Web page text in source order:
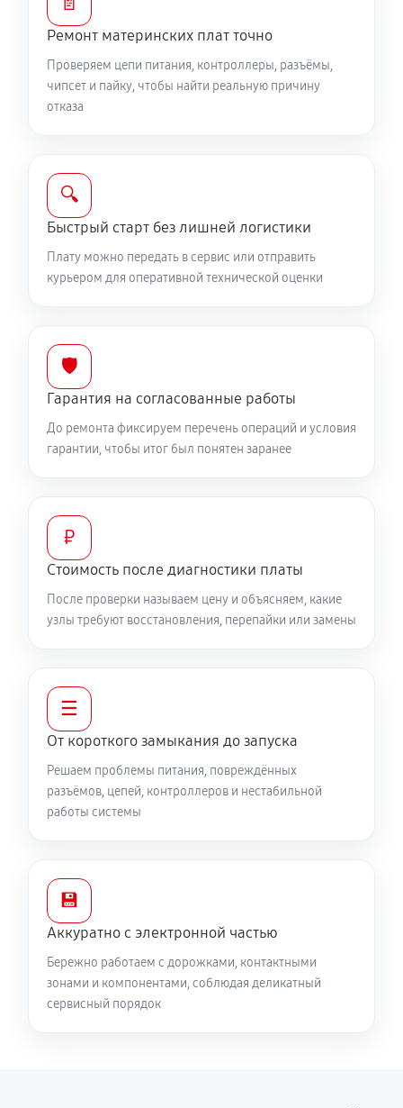
Ремонт материнских плат точно
Проверяем цепи питания, контроллеры, разъёмы,
чипсет и пайку, чтобы найти реальную причину
отказа
🔍
Быстрый старт без лишней логистики
Плату можно передать в сервис или отправить
курьером для оперативной технической оценки
🛡️
Гарантия на согласованные работы
До ремонта фиксируем перечень операций и условия
гарантии, чтобы итог был понятен заранее
₽
Стоимость после диагностики платы
После проверки называем цену и объясняем, какие
узлы требуют восстановления, перепайки или замены
☰
От короткого замыкания до запуска
Решаем проблемы питания, повреждённых
разъёмов, цепей, контроллеров и нестабильной
работы системы
💾
Аккуратно с электронной частью
Бережно работаем с дорожками, контактными
зонами и компонентами, соблюдая деликатный
сервисный порядок